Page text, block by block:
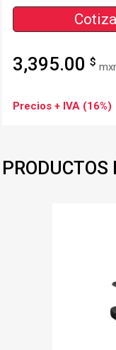
3,395.00 $
Precios + IVA (16%)
PRODUCTOS